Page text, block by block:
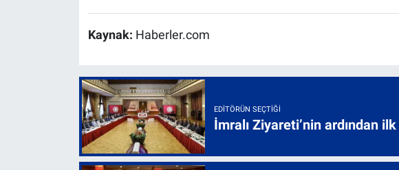
Kaynak: Haberler.com
EDITÖRÜN SEÇTIĞI
İmralı Ziyareti’nin ardından